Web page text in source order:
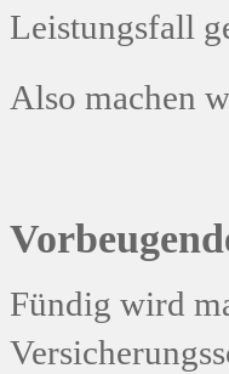
Leistungsfall
Also machen
Fündig wird